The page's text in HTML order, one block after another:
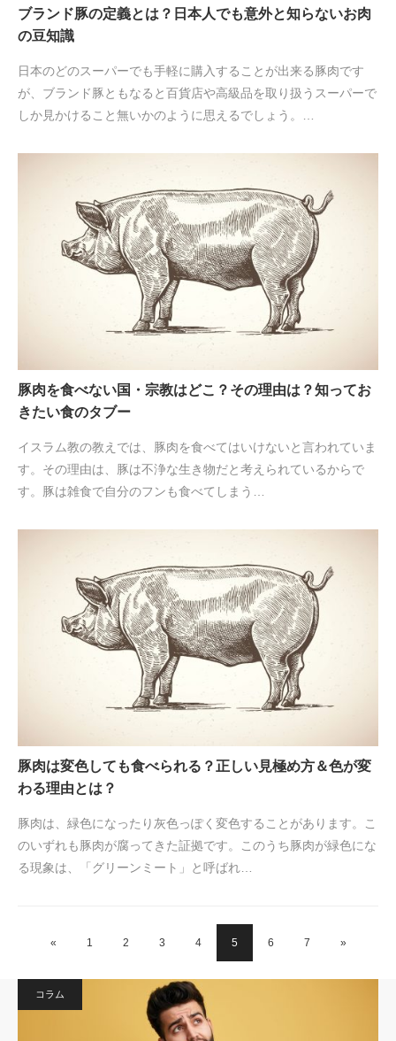
ブランド豚の定義とは？日本人でも意外と知らないお肉
の豆知識
日本のどのスーパーでも手軽に購入することが出来る豚肉です
が、ブランド豚ともなると百貨店や高級品を取り扱うスーパーで
しか見かけること無いかのように思えるでしょう。…
豚肉を食べない国・宗教はどこ？その理由は？知ってお
きたい食のタブー
イスラム教の教えでは、豚肉を食べてはいけないと言われていま
す。その理由は、豚は不浄な生き物だと考えられているからで
す。豚は雑食で自分のフンも食べてしまう…
豚肉は変色しても食べられる？正しい見極め方＆色が変
わる理由とは？
豚肉は、緑色になったり灰色っぽく変色することがあります。こ
のいずれも豚肉が腐ってきた証拠です。このうち豚肉が緑色にな
る現象は、「グリーンミート」と呼ばれ…
« 1 2 3 4 5 6 7 »
コラム